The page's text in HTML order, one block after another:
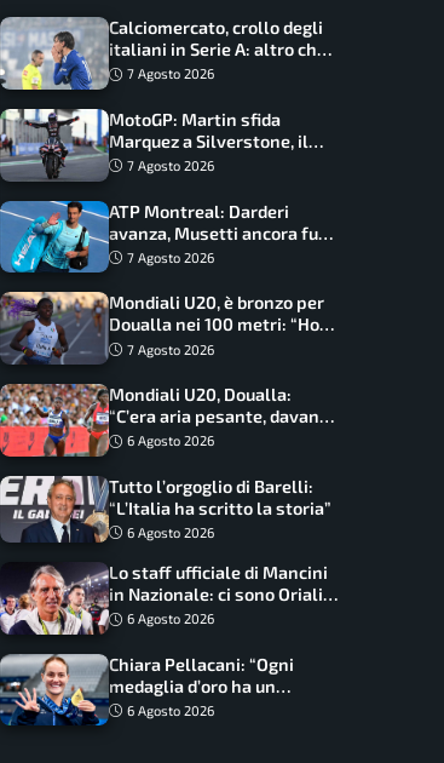
Calciomercato, crollo degli
italiani in Serie A: altro che
svolta dopo il Mondiale
7 Agosto 2026
MotoGP: Martin sfida
Marquez a Silverstone, il
programma e gli orari
7 Agosto 2026
ATP Montreal: Darderi
avanza, Musetti ancora fuori
con Jodar
7 Agosto 2026
Mondiali U20, è bronzo per
Doualla nei 100 metri: “Ho
scacciato l’ansia”
7 Agosto 2026
Mondiali U20, Doualla:
“C’era aria pesante, davano
le mascherine! Finale? Non
6 Agosto 2026
Tutto l’orgoglio di Barelli:
“L’Italia ha scritto la storia”
6 Agosto 2026
Lo staff ufficiale di Mancini
in Nazionale: ci sono Oriali e
Bonucci, confermato un
6 Agosto 2026
Chiara Pellacani: “Ogni
medaglia d’oro ha un
significato diverso. Ho fatto
6 Agosto 2026